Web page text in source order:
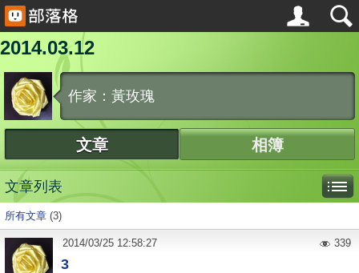
2014.03.12
作家：黃玫瑰
文章 相簿
文章列表
所有文章 (3)
3
2014/03/25 12:58:27 339